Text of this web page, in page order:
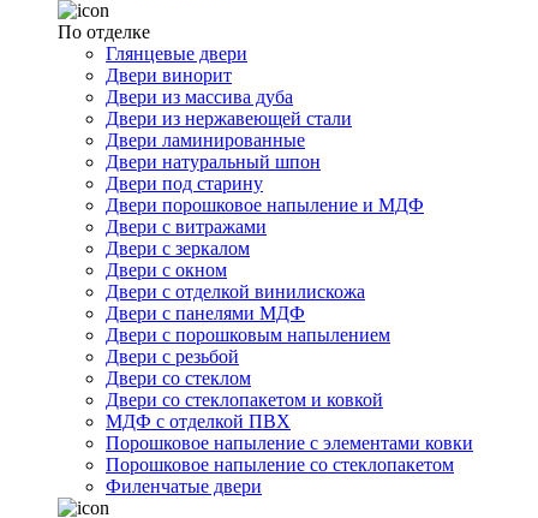
По отделке
Глянцевые двери
Двери винорит
Двери из массива дуба
Двери из нержавеющей стали
Двери ламинированные
Двери натуральный шпон
Двери под старину
Двери порошковое напыление и МДФ
Двери с витражами
Двери с зеркалом
Двери с окном
Двери с отделкой винилискожа
Двери с панелями МДФ
Двери с порошковым напылением
Двери с резьбой
Двери со стеклом
Двери со стеклопакетом и ковкой
МДФ с отделкой ПВХ
Порошковое напыление с элементами ковки
Порошковое напыление со стеклопакетом
Филенчатые двери